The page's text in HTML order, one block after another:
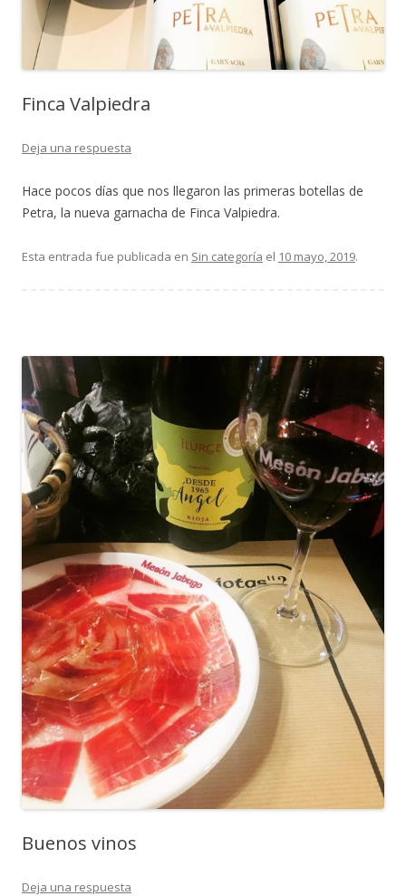
Finca Valpiedra
Deja una respuesta
Hace pocos días que nos llegaron las primeras botellas de
Petra, la nueva garnacha de Finca Valpiedra.
Esta entrada fue publicada en Sin categoría el 10 mayo, 2019.
Buenos vinos
Deja una respuesta